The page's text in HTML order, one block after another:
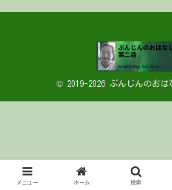
© 2019-2026 ぶんじんのおは
メニュー ホーム 検索